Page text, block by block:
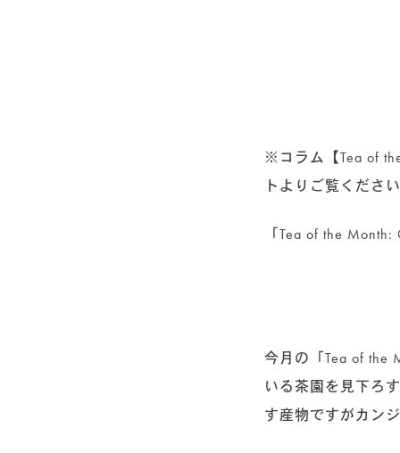
※コラム【Tea of
トよりご覧ください
「Tea of the
今月の「Tea of the
いる茶園を見下ろ
す産物ですがカン